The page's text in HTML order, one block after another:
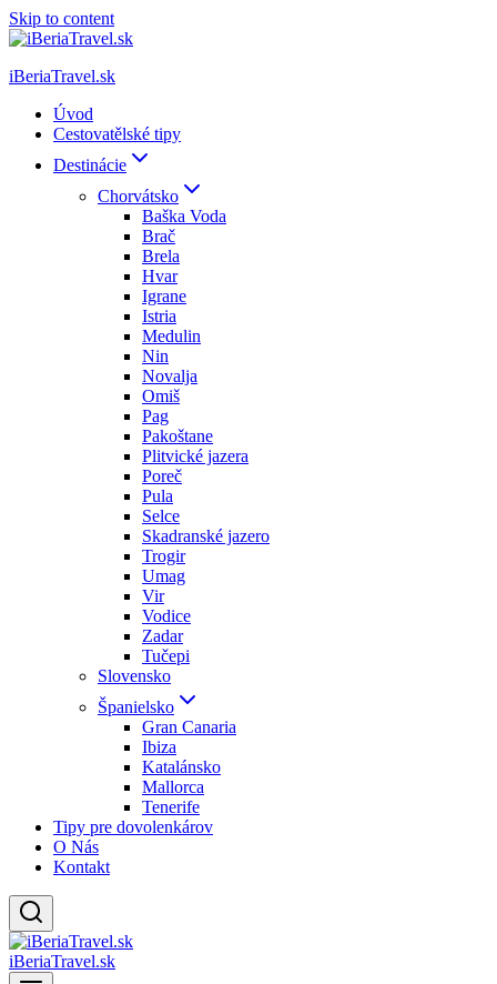
Skip to content
iBeriaTravel.sk
Úvod
Cestovatělské tipy
Destinácie
Chorvátsko
Baška Voda
Brač
Brela
Hvar
Igrane
Istria
Medulin
Nin
Novalja
Omiš
Pag
Pakoštane
Plitvické jazera
Poreč
Pula
Selce
Skadranské jazero
Trogir
Umag
Vir
Vodice
Zadar
Tučepi
Slovensko
Španielsko
Gran Canaria
Ibiza
Katalánsko
Mallorca
Tenerife
Tipy pre dovolenkárov
O Nás
Kontakt
iBeriaTravel.sk